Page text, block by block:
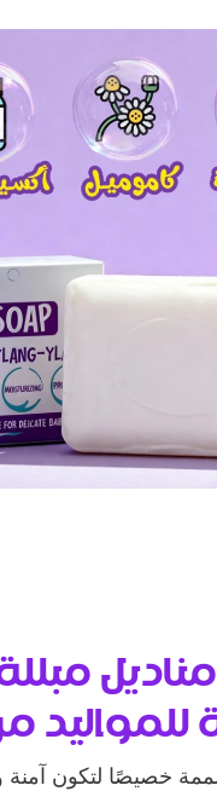
للمواليد
خصيصًا لتكون آمنة